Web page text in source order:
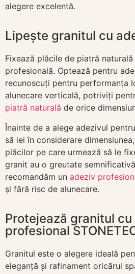
alegere excelentă.
Lipește granitul cu
Fixează plăcile de piatră
profesională. Optează pentru
recunoscuți pentru performanța
alunecare verticală, potriviți
piatră naturală de orice
Înainte de a alege adezivul
să iei în considerare
plăcilor pe care urmează să le
granit au o greutate
recomandăm un adeziv
și fără risc de alunecare.
Protejează granitul
profesional
Granitul este o alegere ideală
eleganță și rafinament oricărui